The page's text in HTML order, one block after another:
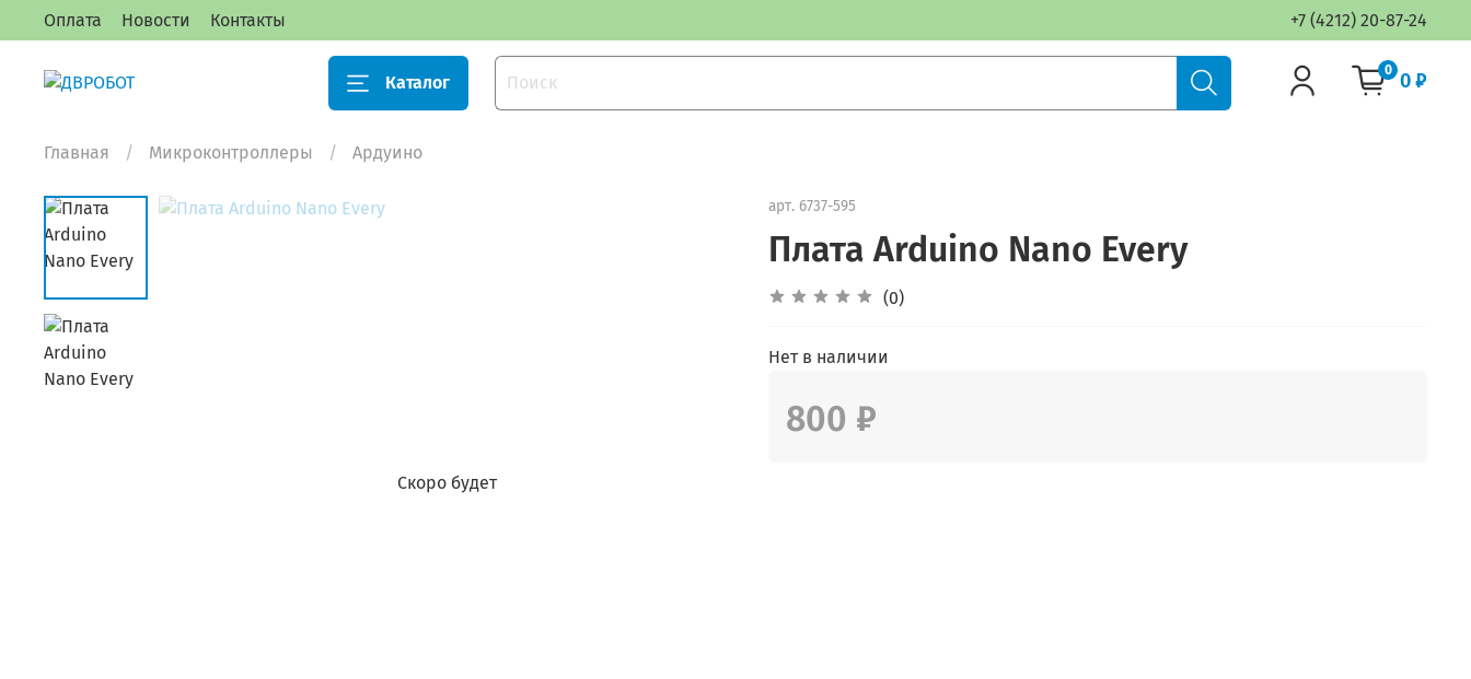
Оплата Новости Контакты +7 (4212) 20-87-24
Каталог
0 0 ₽
Главная Микроконтроллеры Ардуино
Скоро будет
арт. 6737-595
Плата Arduino Nano Every
(0)
Нет в наличии
800 ₽